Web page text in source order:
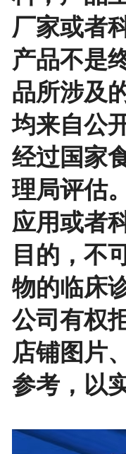
厂家或者
产品不是
品所涉及
均来自公
经过国家
理局评估
应用或者
目的，不
物的临床
公司有权
店铺图片
参考，以